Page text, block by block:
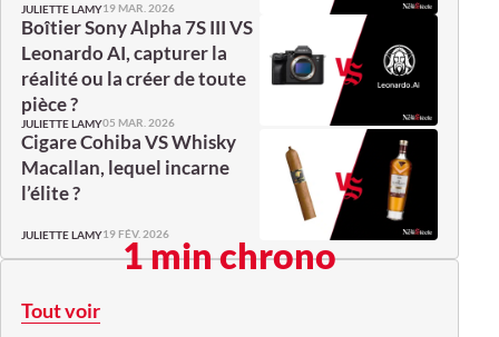
JULIETTE LAMY19 MAR. 2026
Boîtier Sony Alpha 7S III VS
Leonardo AI, capturer la
réalité ou la créer de toute
pièce ?
JULIETTE LAMY05 MAR. 2026
Cigare Cohiba VS Whisky
Macallan, lequel incarne
l’élite ?
JULIETTE LAMY19 FÉV. 2026
1 min chrono
Tout voir